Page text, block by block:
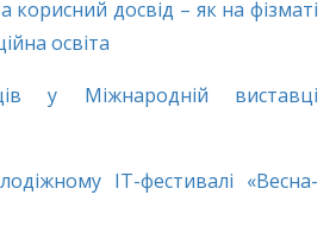
корисний досвід – як на фізматі
освіта
у Міжнародній виставці
ІТ-фестивалі «Весна-